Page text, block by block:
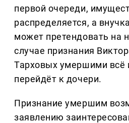
первой очереди,
распределяется, а
может претендовать на
случае признания
Тарховых умершими всё
перейдёт к дочери.
Признание умершим
заявлению